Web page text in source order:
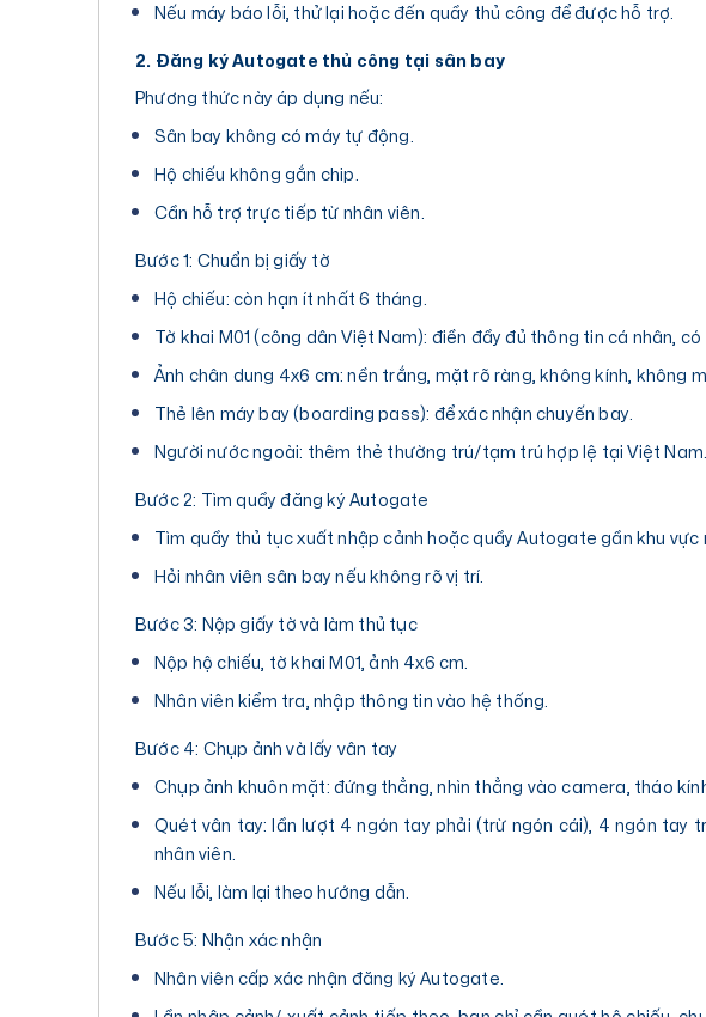
Nếu máy báo lỗi, thử lại hoặc đến quầy thủ công để được hỗ trợ.
2. Đăng ký Autogate thủ công tại sân bay
Phương thức này áp dụng nếu:
Sân bay không có máy tự động.
Hộ chiếu không gắn chip.
Cần hỗ trợ trực tiếp từ nhân viên.
Bước 1: Chuẩn bị giấy tờ
Hộ chiếu: còn hạn ít nhất 6 tháng.
Tờ khai M01 (công dân Việt Nam): điền đầy đủ thông tin cá nhân,
Ảnh chân dung 4x6 cm: nền trắng, mặt rõ ràng, không kính, không
Thẻ lên máy bay (boarding pass): để xác nhận chuyến bay.
Người nước ngoài: thêm thẻ thường trú/tạm trú hợp lệ tại Việt Nam.
Bước 2: Tìm quầy đăng ký Autogate
Tìm quầy thủ tục xuất nhập cảnh hoặc quầy Autogate gần khu vực
Hỏi nhân viên sân bay nếu không rõ vị trí.
Bước 3: Nộp giấy tờ và làm thủ tục
Nộp hộ chiếu, tờ khai M01, ảnh 4x6 cm.
Nhân viên kiểm tra, nhập thông tin vào hệ thống.
Bước 4: Chụp ảnh và lấy vân tay
Chụp ảnh khuôn mặt: đứng thẳng, nhìn thẳng vào camera, tháo
Quét vân tay: lần lượt 4 ngón tay phải (trừ ngón cái), 4 ngón tay
nhân viên.
Nếu lỗi, làm lại theo hướng dẫn.
Bước 5: Nhận xác nhận
Nhân viên cấp xác nhận đăng ký Autogate.